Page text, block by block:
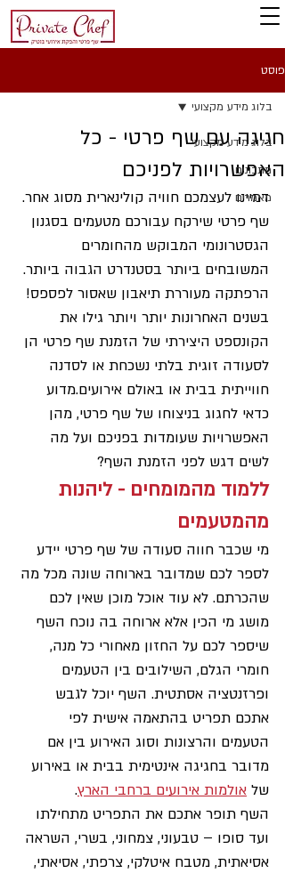
פוסט
בלוג מידע מקצועי
מתכונים
מאמרים
בלוג מידע מקצועי
חגיגה עם שף פרטי - כל
האפשרויות לפניכם
דמיינו לעצמכם חוויה קולינארית מסוג אחר.
שף פרטי שירקח עבורכם מטעמים בסגנון
הגסטרונומי המבוקש מהחומרים
המשובחים ביותר בסטנדרט הגבוה ביותר.
הרפתקה מעוררת תיאבון שאסור לפספס!
בשנים האחרונות יותר ויותר גילו את
הקונספט היצירתי של הזמנת שף פרטי הן
לסעודה זוגית בלתי נשכחת או לסדנה
חווייתית בבית או באולם אירועים.מדוע
כדאי לחגוג בניצוחו של שף פרטי, מהן
האפשרויות שעומדות בפניכם ועל מה
לשים דגש לפני הזמנת השף?
ללמוד מהמומחים - ליהנות
מהמטעמים
מי שכבר חווה סעודה של שף פרטי יידע
לספר לכם שמדובר בארוחה שונה מכל מה
שהכרתם. לא עוד אוכל מוכן שאין לכם
מושג מי הכין אלא ארוחה בה נוכח השף
שיספר לכם על החזון מאחורי כל מנה,
חומרי הגלם, השילובים בין הטעמים
ופרזנטציה אסתטית. השף יוכל לגבש
אתכם תפריט בהתאמה אישית לפי
הטעמים והרצונות וסוג האירוע בין אם
מדובר בחגיגה אינטימית בבית או באירוע
של אולמות אירועים ברחבי הארץ.
השף תופר אתכם את התפריט מתחילתו
ועד סופו – טבעוני, צמחוני, בשרי, השראה
אסיאתית, מטבח איטלקי, צרפתי, אסיאתי,